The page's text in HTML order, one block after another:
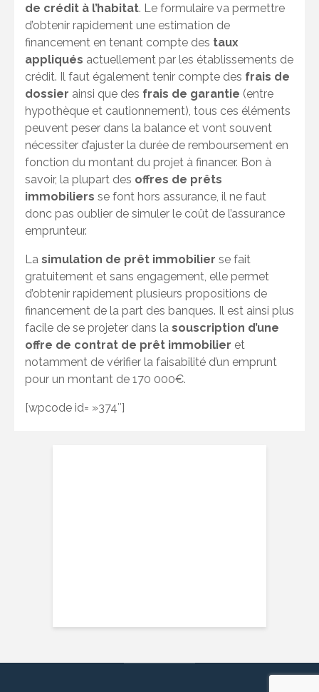
de crédit à l’habitat. Le formulaire va permettre
d’obtenir rapidement une estimation de
financement en tenant compte des taux
appliqués actuellement par les établissements de
crédit. Il faut également tenir compte des frais de
dossier ainsi que des frais de garantie (entre
hypothèque et cautionnement), tous ces éléments
peuvent peser dans la balance et vont souvent
nécessiter d’ajuster la durée de remboursement en
fonction du montant du projet à financer. Bon à
savoir, la plupart des offres de prêts
immobiliers se font hors assurance, il ne faut
donc pas oublier de simuler le coût de l’assurance
emprunteur.
La simulation de prêt immobilier se fait
gratuitement et sans engagement, elle permet
d’obtenir rapidement plusieurs propositions de
financement de la part des banques. Il est ainsi plus
facile de se projeter dans la souscription d’une
offre de contrat de prêt immobilier et
notamment de vérifier la faisabilité d’un emprunt
pour un montant de 170 000€.
[wpcode id= »374″]